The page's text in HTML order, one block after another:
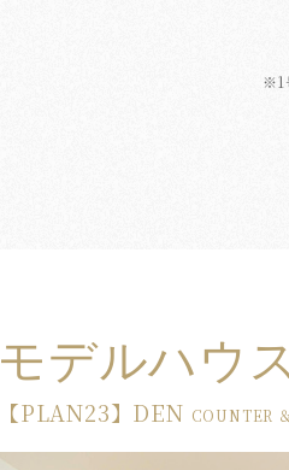
※1
モデルハウ
【PLAN23】DEN COUNTER